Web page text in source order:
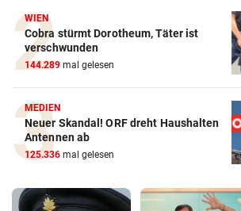
WIEN
Cobra stürmt Dorotheum, Täter ist
verschwunden
144.289 mal gelesen
MEDIEN
Neuer Skandal! ORF dreht Haushalten
Antennen ab
125.336 mal gelesen